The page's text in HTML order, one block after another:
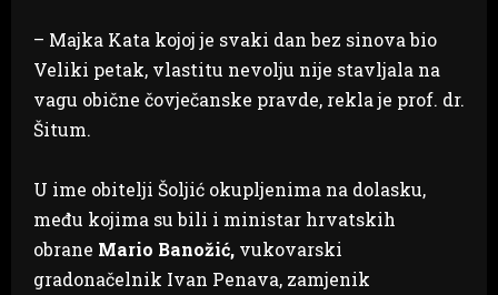
– Majka Kata kojoj je svaki dan bez sinova bio
Veliki petak, vlastitu nevolju nije stavljala na
vagu obične čovječanske pravde, rekla je prof. dr.
Šitum.
U ime obitelji Šoljić okupljenima na dolasku,
među kojima su bili i ministar hrvatskih
obrane Mario Banožić, vukovarski
gradonačelnik Ivan Penava, zamjenik